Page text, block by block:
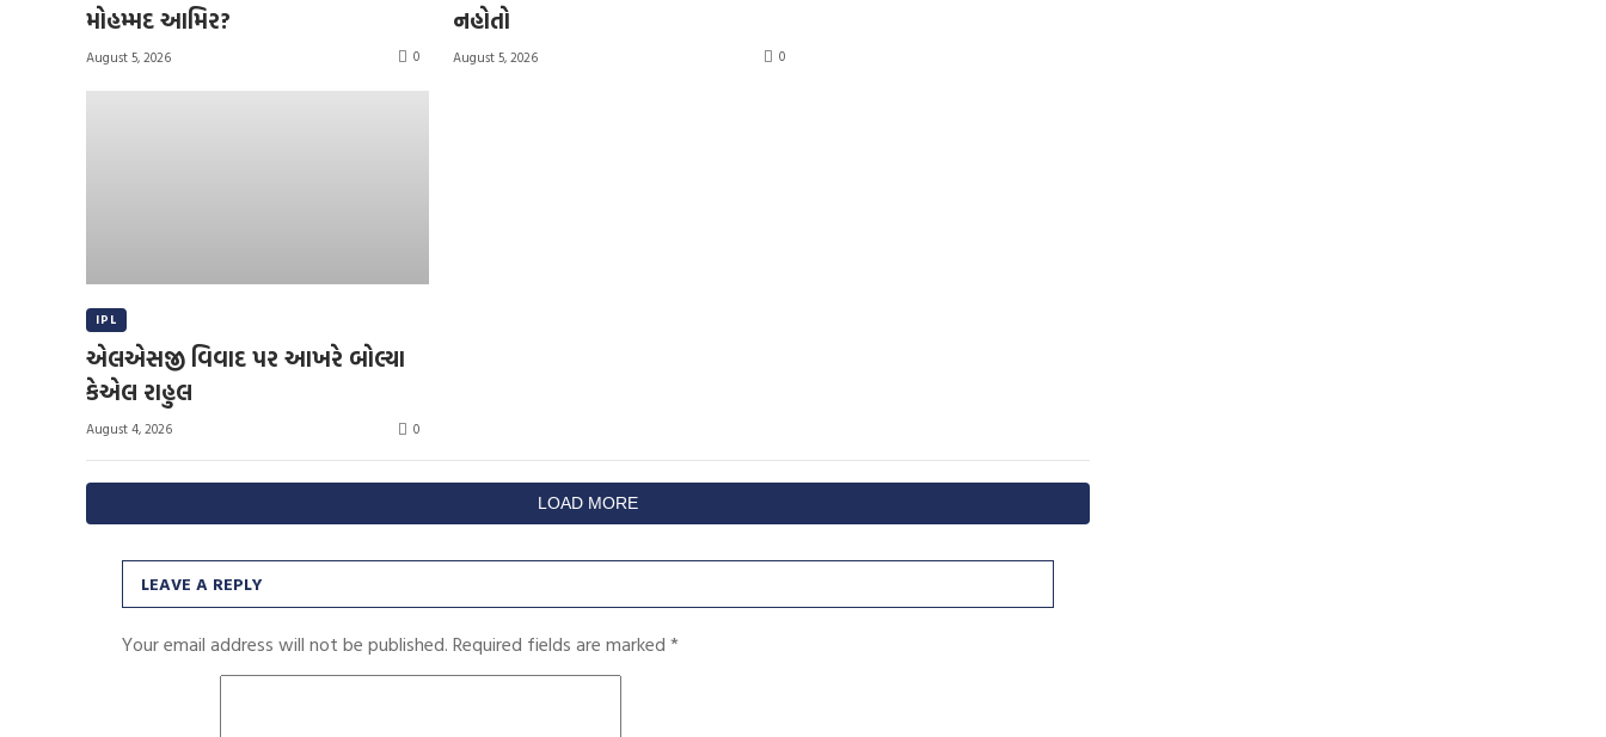
મોહમ્મદ આમિર?
August 5, 2026 0
નહોતો
August 5, 2026 0
IPL
એલએસજી વિવાદ પર આખરે બોલ્યા
કેએલ રાહુલ
August 4, 2026 0
LOAD MORE
LEAVE A REPLY
Your email address will not be published. Required fields are marked *